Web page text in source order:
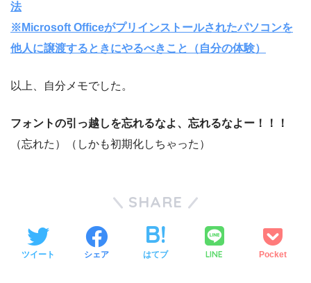
法
※Microsoft Officeがプリインストールされたパソコンを
他人に譲渡するときにやるべきこと（自分の体験）
以上、自分メモでした。
フォントの引っ越しを忘れるなよ、忘れるなよー！！！
（忘れた）（しかも初期化しちゃった）
SHARE
ツイート シェア はてブ LINE Pocket